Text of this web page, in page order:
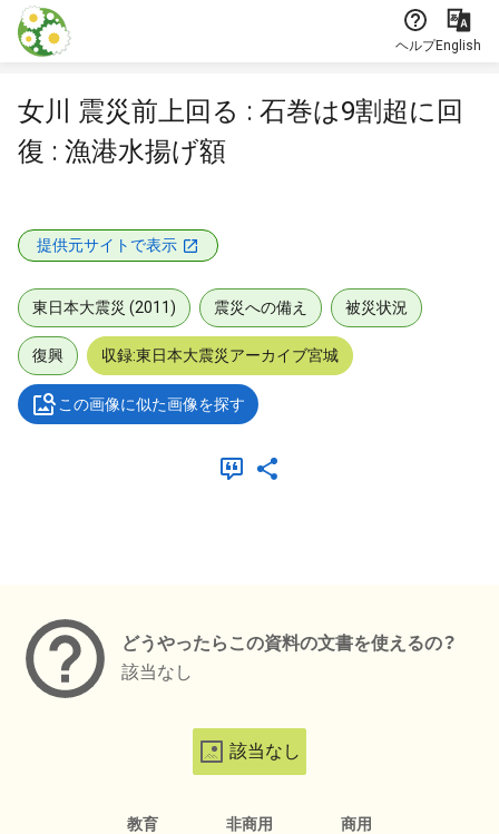
本文に飛ぶ
ヘルプEnglish
女川 震災前上回る : 石巻は9割超に回
復 : 漁港水揚げ額
提供元サイトで表示
東日本大震災 (2011) 震災への備え 被災状況
復興 収録:東日本大震災アーカイブ宮城
この画像に似た画像を探す
どうやったらこの資料の文書を使えるの？
該当なし
該当なし
教育 非商用 商用